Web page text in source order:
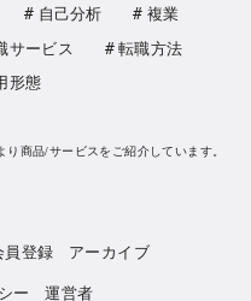
自己分析
複業
サービス
転職方法
形態
商品/サービスをご紹介しています。
員登録
アーカイブ
ー
運営者